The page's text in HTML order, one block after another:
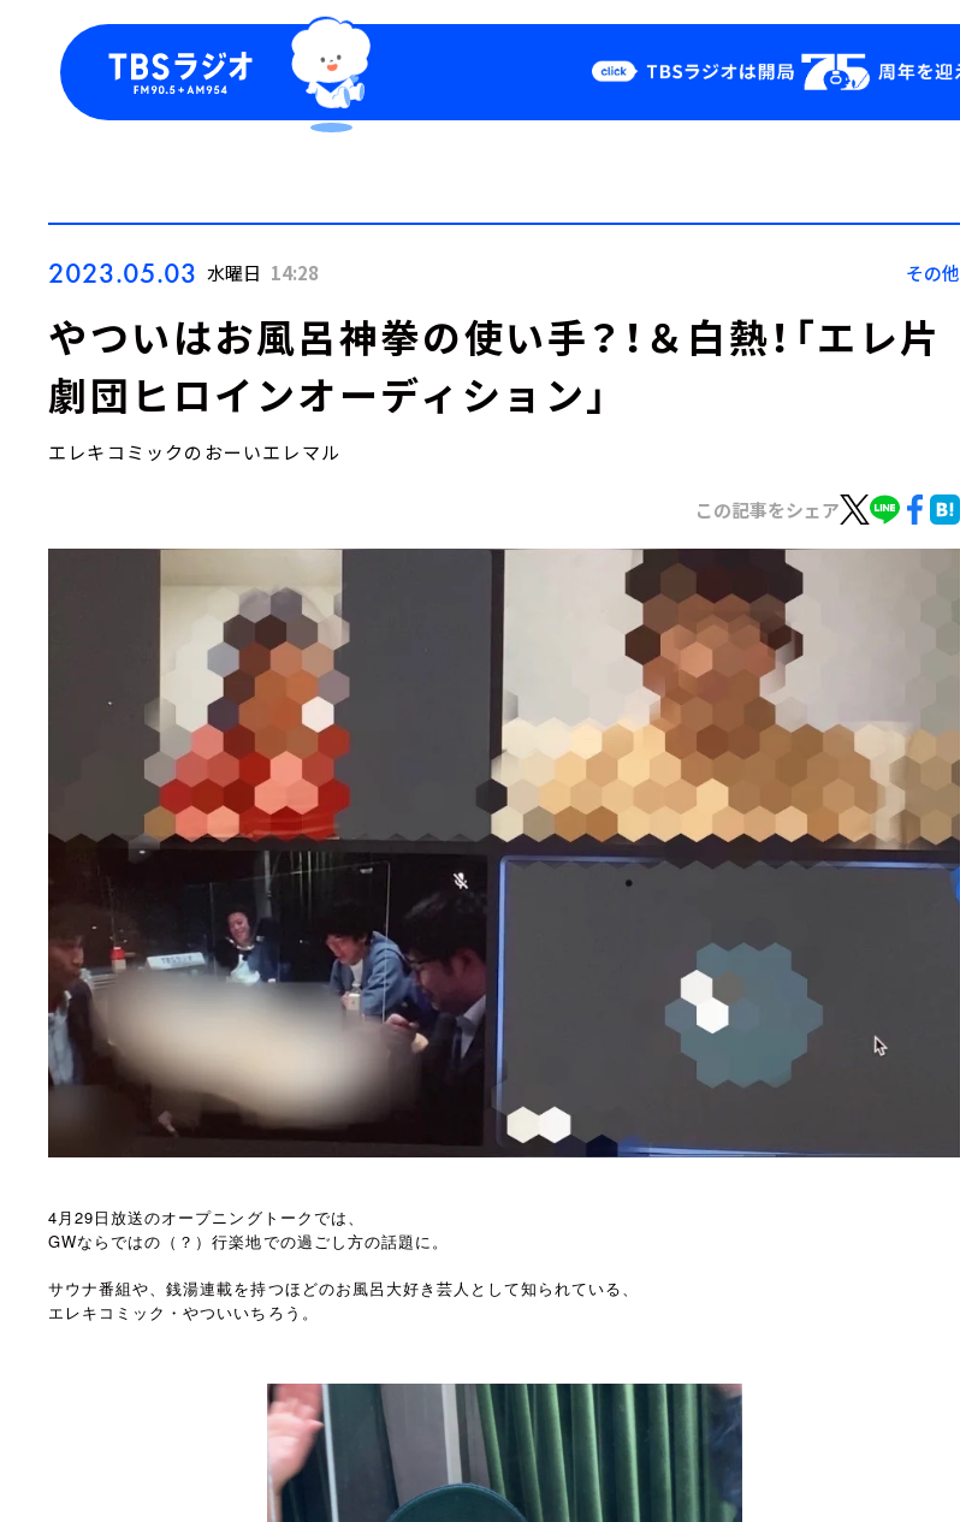
Podcast
YouTube
2023.05.03 水曜日 14:28 その他
やついはお風呂神拳の使い手？！＆白熱！「エレ片
劇団ヒロインオーディション」
エレキコミックのおーいエレマル
この記事をシェア
4月29日放送のオープニングトークでは、
GWならではの（？）行楽地での過ごし方の話題に。
サウナ番組や、銭湯連載を持つほどのお風呂大好き芸人として知られている、
エレキコミック・やついいちろう。